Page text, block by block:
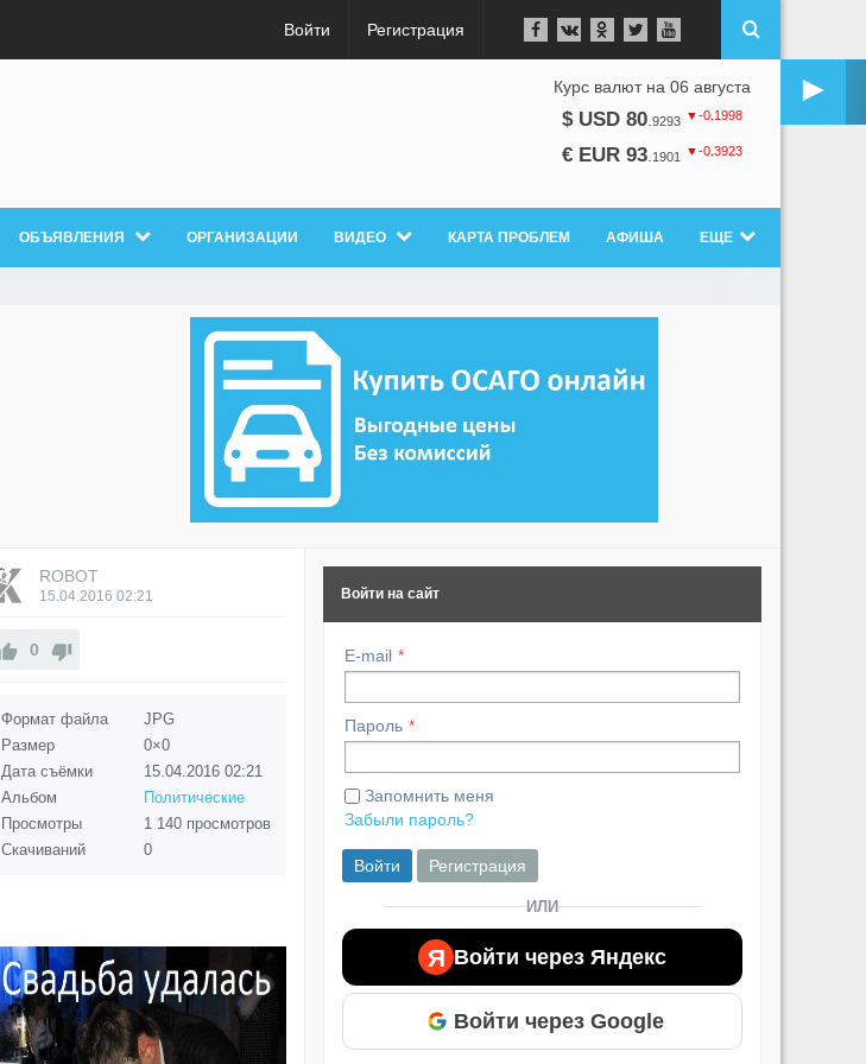
Войти Регистрация
►
Курс валют на 06 августа
$ USD 80 9293 ▼-0.1998
€ EUR 93 1901 ▼-0.3923
ОБЪЯВЛЕНИЯ ОРГАНИЗАЦИИ ВИДЕО КАРТА ПРОБЛЕМ АФИША ЕЩЕ
ROBOT
15.04.2016 02:21
0
Формат файла
JPG
Размер
0×0
Дата съёмки
15.04.2016 02:21
Альбом
Политические
Просмотры
1 140 просмотров
Скачиваний
0
Войти на сайт
E-mail
Пароль
Запомнить меня
Забыли пароль?
Войти Регистрация
ИЛИ
Я Войти через Яндекс
Войти через Google